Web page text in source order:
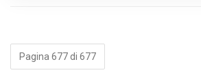
Pagina 677 di 677